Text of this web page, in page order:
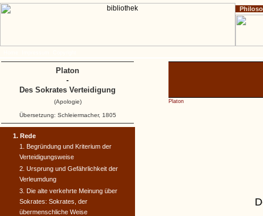
Platon
1. Rede
1. Begründung und Kriterium der
Verteidigungsweise
2. Ursprung und Gefährlichkeit der
Verleumdung
3. Die alte verkehrte Meinung über
Sokrates: Sokrates, der
übermenschliche Weise
Platon
-
Des Sokrates Verteidigung
(Apologie)
Übersetzung: Schleiermacher, 1805